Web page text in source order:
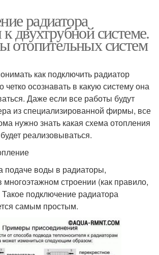
радиатора
двухтрубной системе.
отопительных систем
как подключить радиатор
четко осознавать в какую систему она
Даже если все работы будут
из специализированной фирмы, все
нужно знать какая схема отопления
реализовываться.
подаче воды в радиаторы,
строении (как правило,
Такое подключение радиатора
самым простым.